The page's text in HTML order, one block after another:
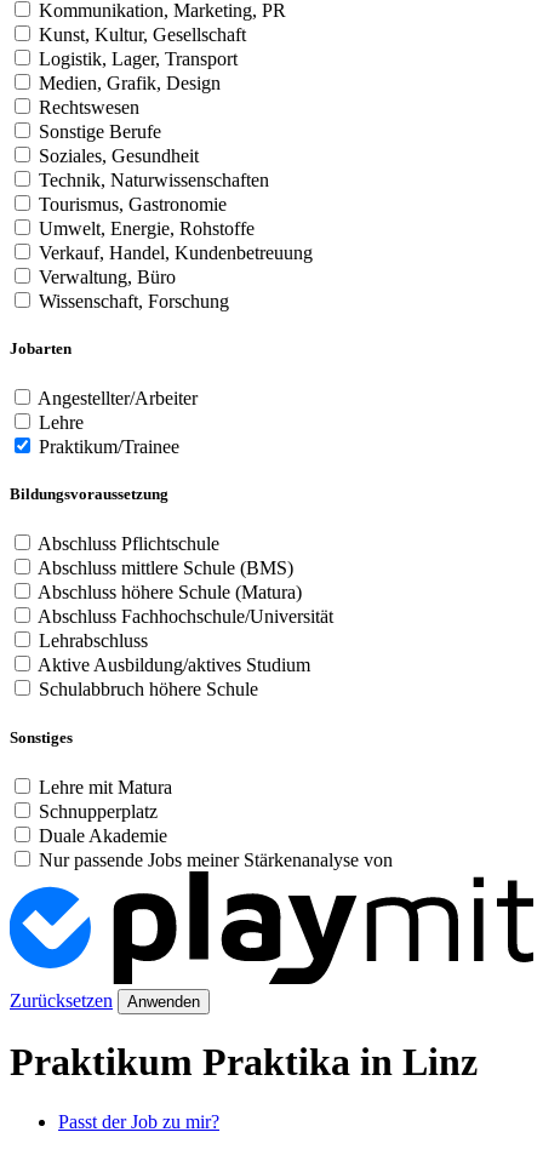
Kommunikation, Marketing, PR
Kunst, Kultur, Gesellschaft
Logistik, Lager, Transport
Medien, Grafik, Design
Rechtswesen
Sonstige Berufe
Soziales, Gesundheit
Technik, Naturwissenschaften
Tourismus, Gastronomie
Umwelt, Energie, Rohstoffe
Verkauf, Handel, Kundenbetreuung
Verwaltung, Büro
Wissenschaft, Forschung
Jobarten
Angestellter/Arbeiter
Lehre
Praktikum/Trainee
Bildungsvoraussetzung
Abschluss Pflichtschule
Abschluss mittlere Schule (BMS)
Abschluss höhere Schule (Matura)
Abschluss Fachhochschule/Universität
Lehrabschluss
Aktive Ausbildung/aktives Studium
Schulabbruch höhere Schule
Sonstiges
Lehre mit Matura
Schnupperplatz
Duale Akademie
Nur passende Jobs meiner Stärkenanalyse von
Zurücksetzen Anwenden
Praktikum Praktika in Linz
Passt der Job zu mir?